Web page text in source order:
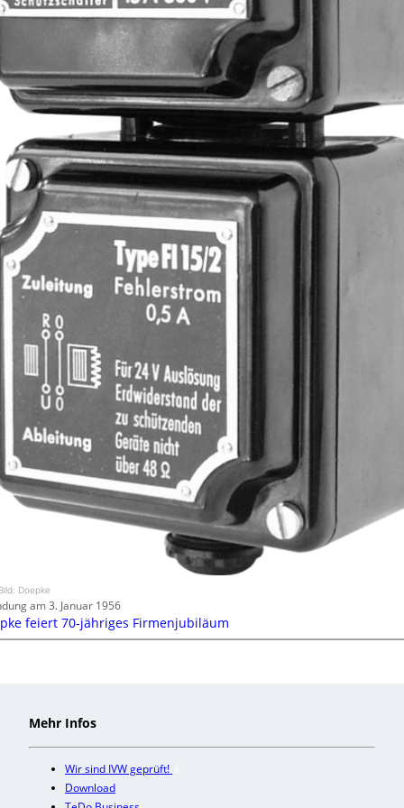
Doepke
am 3. Januar 1956
feiert 70-jähriges Firmenjubiläum
Mehr Infos
Wir sind IVW geprüft!
Download